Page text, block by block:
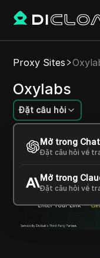
Proxy Sites
Oxylabs
Đặt câu hỏi
Mở trong
Đặt câu hỏi về
Mở trong
Đặt câu hỏi về
Dẫn đầu trong
đổi mới.